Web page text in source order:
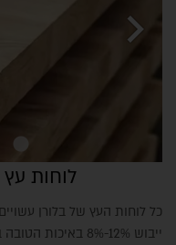
chevron_right
לוחות עץ
כל לוחות העץ של בלורן
ייבוש 12%-8%